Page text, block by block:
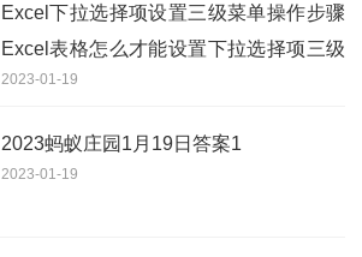
Excel下拉选择项设置三级菜单操作步骤
Excel表格怎么才能设置下拉选择项三级
菜单？
2023-01-19
2023蚂蚁庄园1月19日答案1
2023-01-19